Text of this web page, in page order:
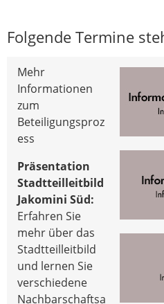
Folgende Termine
Mehr
Informationen
zum
Beteiligungsproz
ess
Präsentation
Stadtteilleitbild
Jakomini Süd:
Erfahren Sie
mehr über das
Stadtteilleitbild
und lernen Sie
verschiedene
Nachbarschaftsa